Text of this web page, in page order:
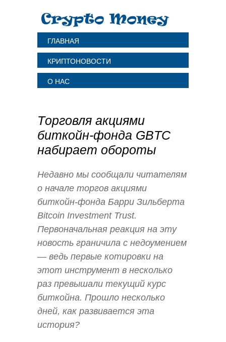
ГЛАВНАЯ
КРИПТОНОВОСТИ
О НАС
Tорговля акциями
биткойн-фонда GBTC
набирает обороты
Недавно мы сообщали читателям
о начале торгов акциями
биткойн-фонда Барри Зильберта
Bitcoin Investment Trust.
Первоначальная реакция на эту
новость граничила с недоумением
— ведь первые котировки на
этот инструмент в несколько
раз превышали текущий курс
биткойна. Прошло несколько
дней, как развивается эта
история?